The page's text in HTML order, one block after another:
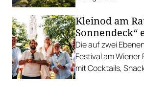
Kleinod am
Sonnendeck“
Die auf zwei
Festival am
mit Cocktails,